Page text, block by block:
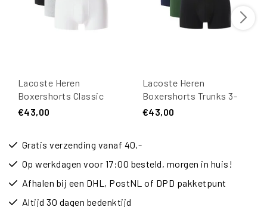
Lacoste Heren
Boxershorts Classic
Trunks Wit/Grijs/Zwart
€43,00
Lacoste Heren
Boxershorts Trunks 3-
Pack Zwart/Groen/Navy
€43,00
Gratis verzending vanaf 40,-
Op werkdagen voor 17:00 besteld, morgen in huis!
Afhalen bij een DHL, PostNL of DPD pakketpunt
Altijd 30 dagen bedenktijd